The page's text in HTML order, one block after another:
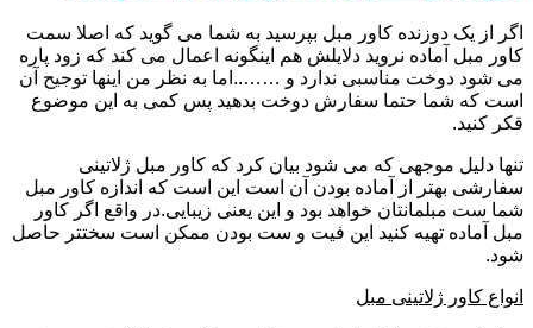
اگر از یک دوزنده کاور مبل بپرسید به شما می گوید که اصلا سمت
کاور مبل آماده نروید دلایلش هم اینگونه اعمال می کند که زود پاره
می شود دوخت مناسبی ندارد و ……..اما به نظر من اینها توجیح آن
است که شما حتما سفارش دوخت بدهید پس کمی به این موضوع
قکر کنید.
تنها دلیل موجهی که می شود بیان کرد که کاور مبل ژلاتینی
سفارشی بهتر از آماده بودن آن است این است که اندازه کاور مبل
شما ست مبلمانتان خواهد بود و این یعنی زیبایی.در واقع اگر کاور
مبل آماده تهیه کنید این فیت و ست بودن ممکن است سختتر حاصل
شود.
انواع کاور ژلاتینی مبل